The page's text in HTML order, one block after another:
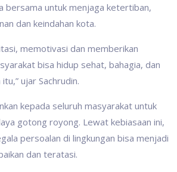
bersama untuk menjaga ketertiban,
dan keindahan kota.
memotivasi dan memberikan
bisa hidup sehat, bahagia, dan
ujar Sachrudin.
kepada seluruh masyarakat untuk
gotong royong. Lewat kebiasaan ini,
persoalan di lingkungan bisa menjadi
dan teratasi.